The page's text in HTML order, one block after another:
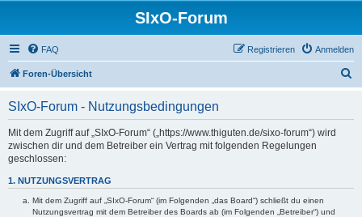
SIxO-Forum
FAQ Anmelden
Registrieren
Foren-Übersicht
SIxO-Forum - Nutzungsbedingungen
Mit dem Zugriff auf „SIxO-Forum“ („https://www.thiguten.de/sixo-forum“) wird
zwischen dir und dem Betreiber ein Vertrag mit folgenden Regelungen
geschlossen:
1. NUTZUNGSVERTRAG
Mit dem Zugriff auf „SIxO-Forum“ (im Folgenden „das Board“) schließt du einen
Nutzungsvertrag mit dem Betreiber des Boards ab (im Folgenden „Betreiber“) und